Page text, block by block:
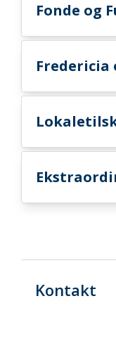
Fonde og
Fredericia
Kontakt